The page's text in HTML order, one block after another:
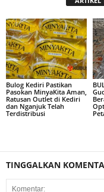
Bulog Kediri Pastikan
Pasokan MinyaKita Aman,
Ratusan Outlet di Kediri
dan Nganjuk Telah
Terdistribusi
TINGGALKAN